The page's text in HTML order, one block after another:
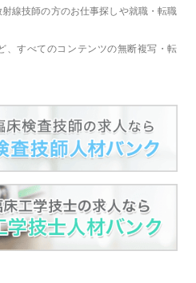
線技師の方のお仕事探しや就職・転職
、すべてのコンテンツの無断複写・転